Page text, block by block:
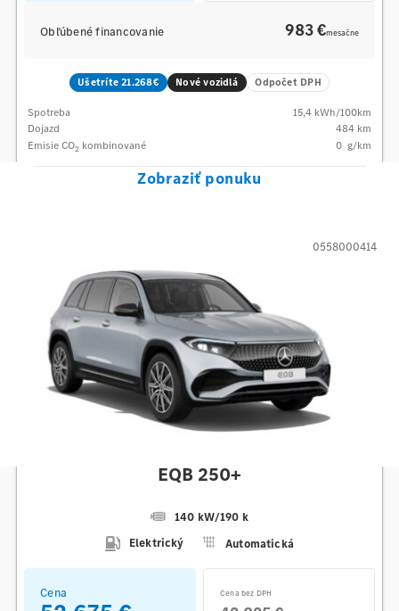
Obľúbené financovanie 983 €mesačne
Ušetríte 21.268€ Nové vozidlá Odpočet DPH
Spotreba 15,4 kWh/100km
Dojazd
484 km
Emisie CO2 kombinované 0 g/km
Zobraziť ponuku
EQB 250+
140 kW/190 k
Elektrický
Automatická
0558000414
Cena Cena bez DPH